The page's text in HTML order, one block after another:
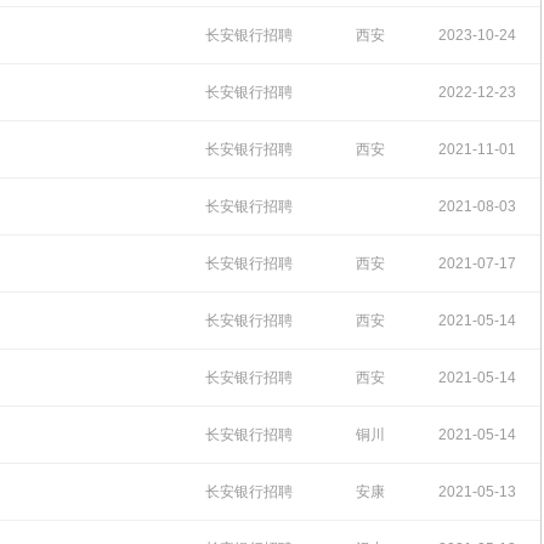
10:32:28
长安银行招聘 西安 2023-10-24
10:28:49
长安银行招聘 2022-12-23
16:00:41
长安银行招聘 西安 2021-11-01
18:16:52
长安银行招聘 2021-08-03
18:01:03
长安银行招聘 西安 2021-07-17
11:18:21
长安银行招聘 西安 2021-05-14
11:36:50
长安银行招聘 西安 2021-05-14
11:31:49
长安银行招聘 铜川 2021-05-14
11:24:49
长安银行招聘 安康 2021-05-13